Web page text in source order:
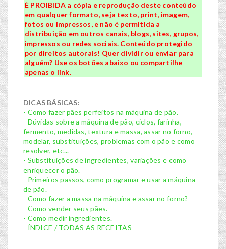
É PROIBIDA a cópia e reprodução deste conteúdo
em qualquer formato, seja texto, print, imagem,
fotos ou impressos, e não é permitida a
distribuição em outros canais, blogs, sites, grupos,
impressos ou redes sociais. Conteúdo protegido
por direitos autorais! Quer dividir ou enviar para
alguém? Use os botões abaixo ou compartilhe
apenas o link.
DICAS BÁSICAS:
- Como fazer pães perfeitos na máquina de pão.
- Dúvidas sobre a máquina de pão, ciclos, farinha,
fermento, medidas, textura e massa, assar no forno,
modelar, substituições, problemas com o pão e como
resolver, etc...
- Substituições de ingredientes, variações e como
enriquecer o pão.
- Primeiros passos, como programar e usar a máquina
de pão.
- Como fazer a massa na máquina e assar no forno?
- Como vender seus pães.
- Como medir ingredientes.
- ÍNDICE / TODAS AS RECEITAS